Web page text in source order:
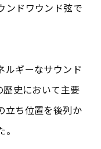
ンドワウンド弦で
ルギーなサウンド
史において主要
立ち位置を後列か